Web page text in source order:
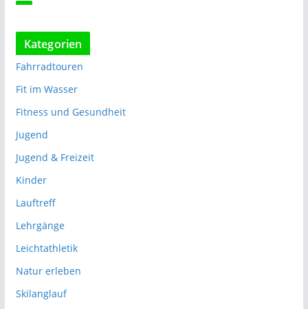
Kategorien
Fahrradtouren
Fit im Wasser
Fitness und Gesundheit
Jugend
Jugend & Freizeit
Kinder
Lauftreff
Lehrgänge
Leichtathletik
Natur erleben
Skilanglauf